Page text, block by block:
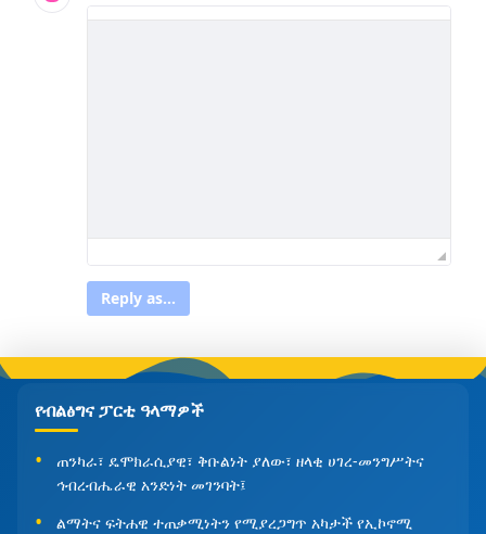
Reply as...
የብልፅግና ፓርቲ ዓላማዎች
ጠንካራ፣ ዴሞክራሲያዊ፣ ቅቡልነት ያለው፣ ዘላቂ ሀገረ-መንግሥትና
ኅብረብሔራዊ አንድነት መገንባት፤
ልማትና ፍትሐዊ ተጠቃሚነትን የሚያረጋግጥ አካታች የኢኮኖሚ